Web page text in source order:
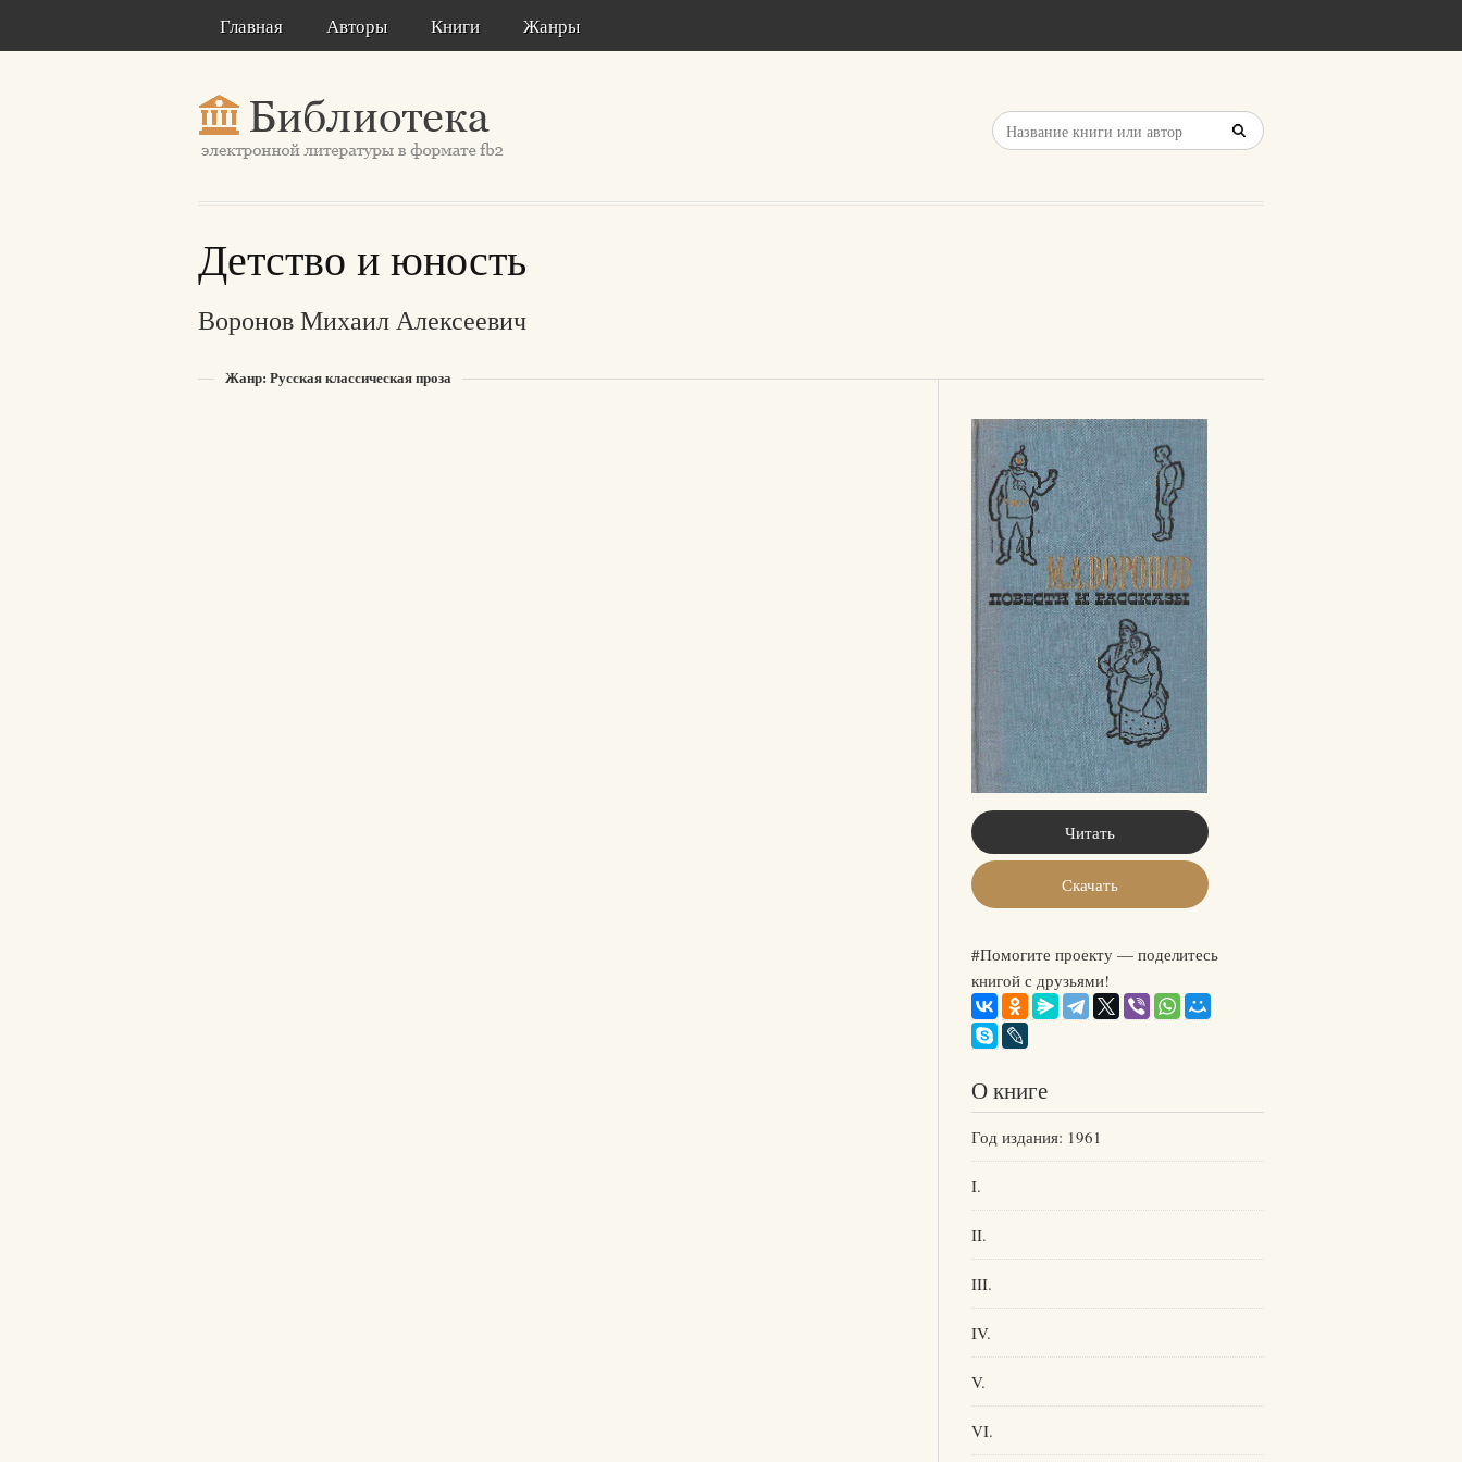
Главная Авторы Книги Жанры
Детство и юность
Воронов Михаил Алексеевич
Жанр: Русская классическая проза
Читать
Скачать
#Помогите проекту — поделитесь
книгой с друзьями!
О книге
Год издания: 1961
I.
II.
III.
IV.
V.
VI.